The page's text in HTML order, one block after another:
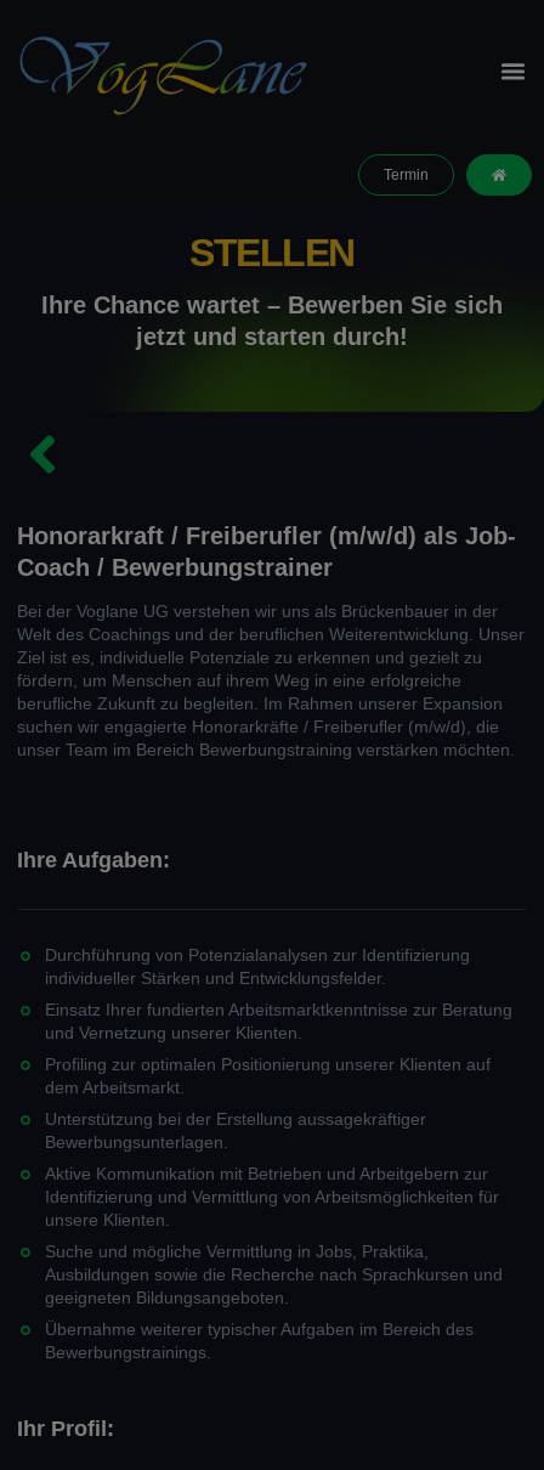
Termin
STELLEN
Ihre Chance wartet – Bewerben Sie sich
jetzt und starten durch!
Honorarkraft / Freiberufler (m/w/d) als Job-
Coach / Bewerbungstrainer
Bei der Voglane UG verstehen wir uns als Brückenbauer in der
Welt des Coachings und der beruflichen Weiterentwicklung. Unser
Ziel ist es, individuelle Potenziale zu erkennen und gezielt zu
fördern, um Menschen auf ihrem Weg in eine erfolgreiche
berufliche Zukunft zu begleiten. Im Rahmen unserer Expansion
suchen wir engagierte Honorarkräfte / Freiberufler (m/w/d), die
unser Team im Bereich Bewerbungstraining verstärken möchten.
Ihre Aufgaben:
Durchführung von Potenzialanalysen zur Identifizierung
individueller Stärken und Entwicklungsfelder.
Einsatz Ihrer fundierten Arbeitsmarktkenntnisse zur Beratung
und Vernetzung unserer Klienten.
Profiling zur optimalen Positionierung unserer Klienten auf
dem Arbeitsmarkt.
Unterstützung bei der Erstellung aussagekräftiger
Bewerbungsunterlagen.
Aktive Kommunikation mit Betrieben und Arbeitgebern zur
Identifizierung und Vermittlung von Arbeitsmöglichkeiten für
unsere Klienten.
Suche und mögliche Vermittlung in Jobs, Praktika,
Ausbildungen sowie die Recherche nach Sprachkursen und
geeigneten Bildungsangeboten.
Übernahme weiterer typischer Aufgaben im Bereich des
Bewerbungstrainings.
Ihr Profil: